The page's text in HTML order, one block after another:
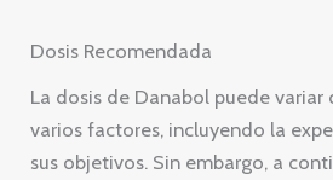
Dosis Recomendada
La dosis de Danabol puede
varios factores, incluyendo la
sus objetivos. Sin embargo, a